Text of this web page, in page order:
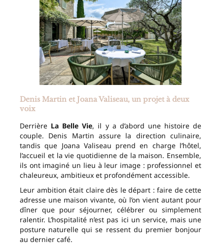
Denis Martin et Joana Valiseau, un projet à deux
voix
Derrière La Belle Vie, il y a d’abord une histoire de
couple. Denis Martin assure la direction culinaire,
tandis que Joana Valiseau prend en charge l’hôtel,
l’accueil et la vie quotidienne de la maison. Ensemble,
ils ont imaginé un lieu à leur image : professionnel et
chaleureux, ambitieux et profondément accessible.
Leur ambition était claire dès le départ : faire de cette
adresse une maison vivante, où l’on vient autant pour
dîner que pour séjourner, célébrer ou simplement
ralentir. L’hospitalité n’est pas ici un service, mais une
posture naturelle qui se ressent du premier bonjour
au dernier café.